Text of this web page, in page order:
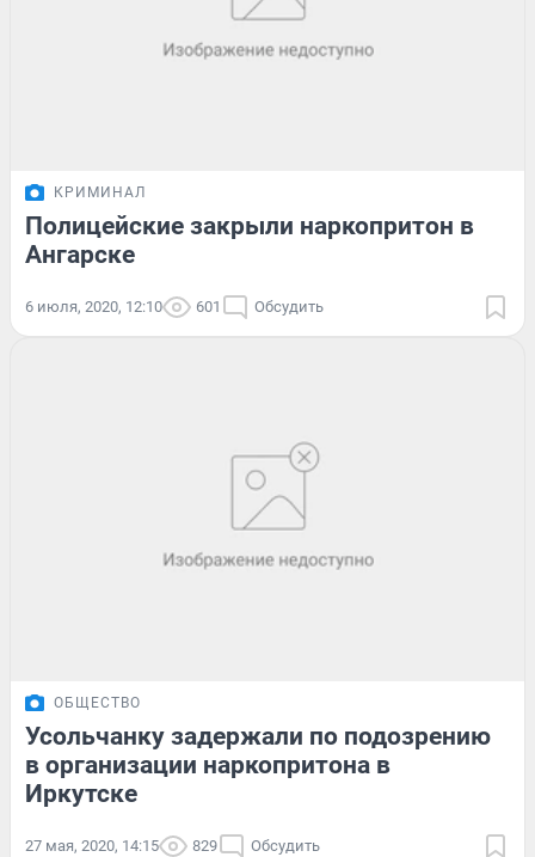
КРИМИНАЛ
Полицейские закрыли наркопритон в
Ангарске
6 июля, 2020, 12:10 601 Обсудить
ОБЩЕСТВО
Усольчанку задержали по подозрению
в организации наркопритона в
Иркутске
27 мая, 2020, 14:15 829 Обсудить